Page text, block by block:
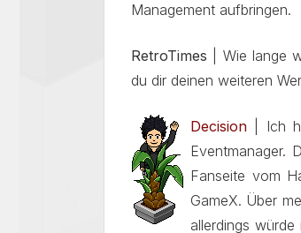
Management aufbringen.
RetroTimes | Wie lange
du dir deinen weiteren
Decision | Ich
Eventmanager.
Fanseite vom
GameX. Über
allerdings